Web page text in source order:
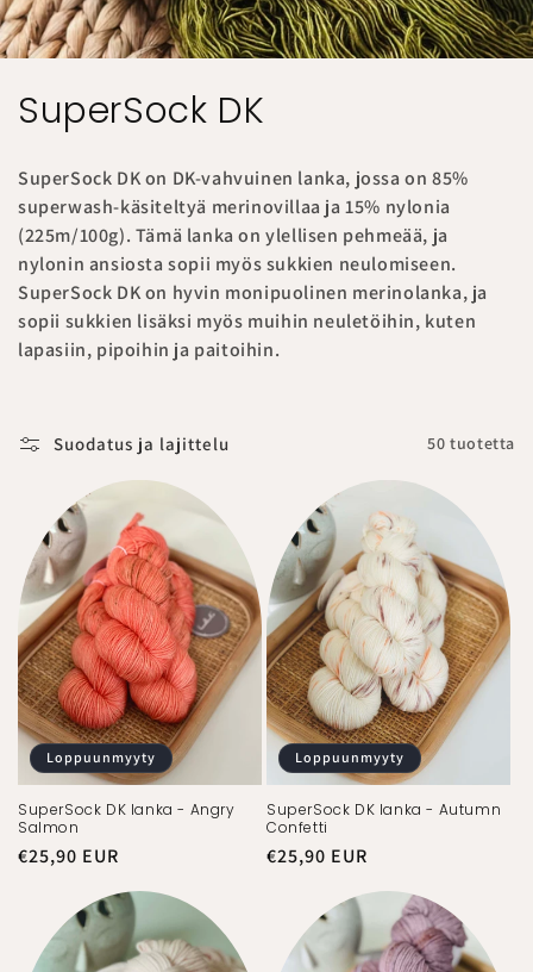
K
k
o
e
l
a
SuperSock DK
SuperSock DK on DK-vahvuinen lanka, jossa on 85%
superwash-käsiteltyä merinovillaa ja 15% nylonia
(225m/100g). Tämä lanka on ylellisen pehmeää, ja
nylonin ansiosta sopii myös sukkien neulomiseen.
SuperSock DK on hyvin monipuolinen merinolanka, ja
sopii sukkien lisäksi myös muihin neuletöihin, kuten
lapasiin, pipoihin ja paitoihin.
Suodatus ja lajittelu 50 tuotetta
Loppuunmyyty
SuperSock DK lanka - Angry
Salmon
Normaalihinta
€25,90 EUR
Loppuunmyyty
SuperSock DK lanka - Autumn
Confetti
Normaalihinta
€25,90 EUR